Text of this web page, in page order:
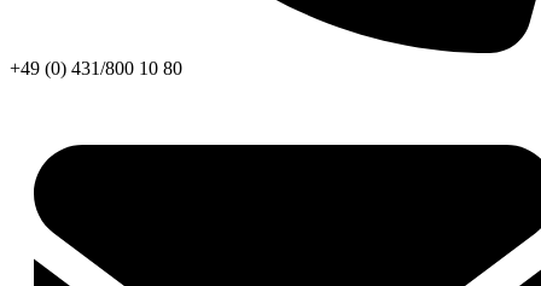
+49 (0) 431/800 10 80